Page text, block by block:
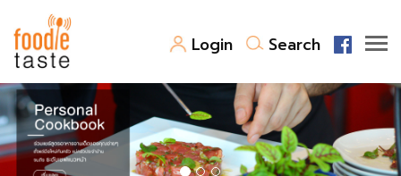
Login Search
สูตรอาหาร
สูตรอาหารล่าสุด
พาไปชิม